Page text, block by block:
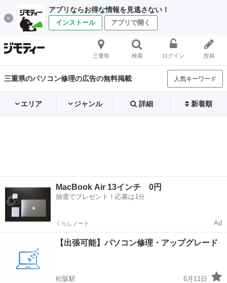
アプリならお得な情報を見逃さない！
インストール アプリで開く
三重県 検索 ログイン 投稿
三重県のパソコン修理の広告の無料掲載 人気キーワード
エリア ジャンル 詳細 新着順
MacBook Air 13インチ 0円
抽選でプレゼント！応募は1分
くらしノート Ad
【出張可能】パソコン修理・アップグレード
松阪駅
6月11日